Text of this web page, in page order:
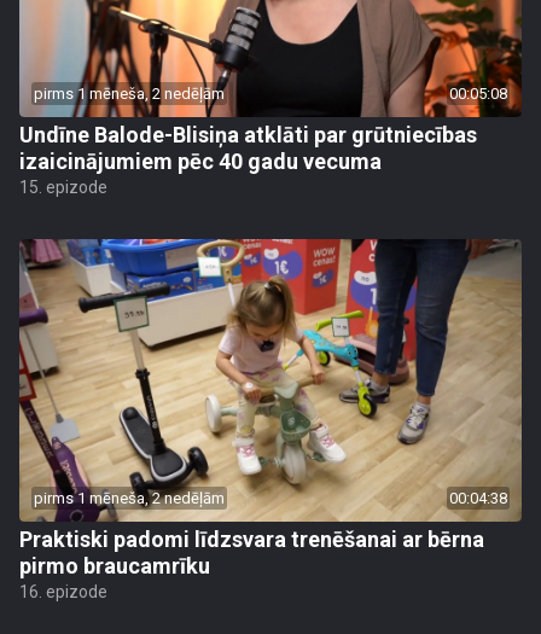
pirms 1 mēneša, 2 nedēļām 00:05:08
Undīne Balode-Blisiņa atklāti par grūtniecības
izaicinājumiem pēc 40 gadu vecuma
15. epizode
pirms 1 mēneša, 2 nedēļām 00:04:38
Praktiski padomi līdzsvara trenēšanai ar bērna
pirmo braucamrīku
16. epizode